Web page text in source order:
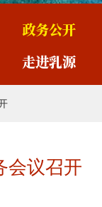
政务公开
走进乳源
会议召开